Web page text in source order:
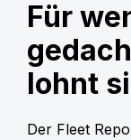
Für
lohnt
Der Fleet